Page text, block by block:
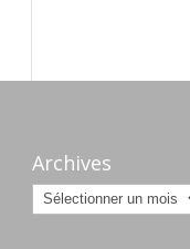
Archives
Archives